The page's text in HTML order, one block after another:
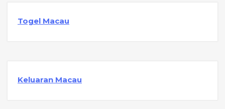
Togel Macau
Keluaran Macau